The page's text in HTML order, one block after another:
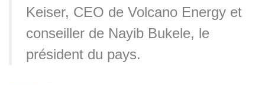
Keiser, CEO de Volcano Energy et
conseiller de Nayib Bukele, le
président du pays.